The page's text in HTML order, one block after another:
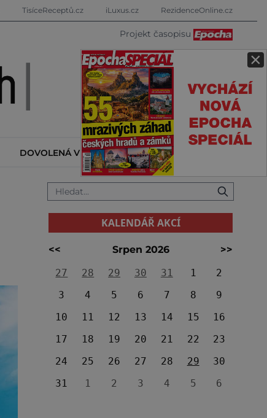
×
TisíceReceptů.cz iLuxus.cz RezidenceOnline.cz
Projekt časopisu
DOVOLENÁ V ZAHRANIČÍ KALENDÁŘ AKCÍ
KALENDÁŘ AKCÍ
<< Srpen 2026
>>
27
28 29 30 31 1
2
3
4 5 6 7 8
9
10
11 12 13 14 15
16
17
18 19 20 21 22
23
24
25 26 27 28 29
30
31
1 2 3 4 5 6